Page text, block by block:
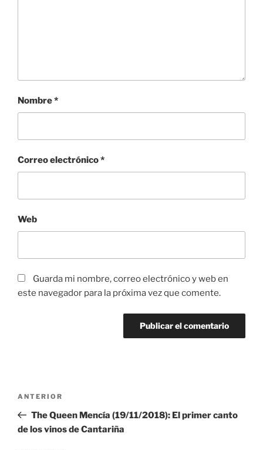
Nombre*
Correo electrónico*
Web
Guarda mi nombre, correo electrónico y web en
este navegador para la próxima vez que comente.
entradas
Entrada
anterior:
ANTERIOR
​The Queen Mencía (19/11/2018): El primer canto
de los vinos de Cantariña